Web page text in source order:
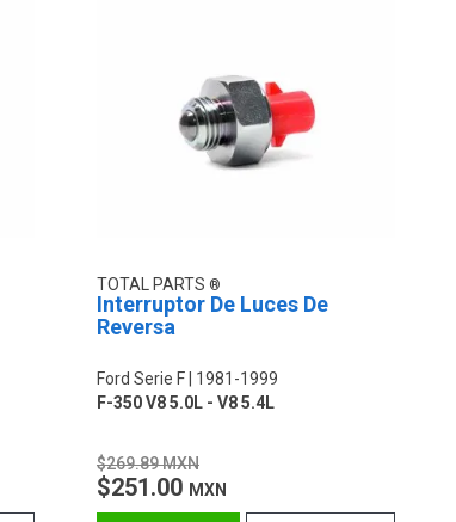
TOTAL PARTS
Interruptor De Luces De
Reversa
Ford Serie F
1981-1999
F-350 V8 5.0L - V8 5.4L
$269.89 MXN
$251.00 MXN